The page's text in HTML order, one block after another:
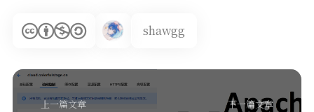
shawgg
上一篇文章 下一篇文章